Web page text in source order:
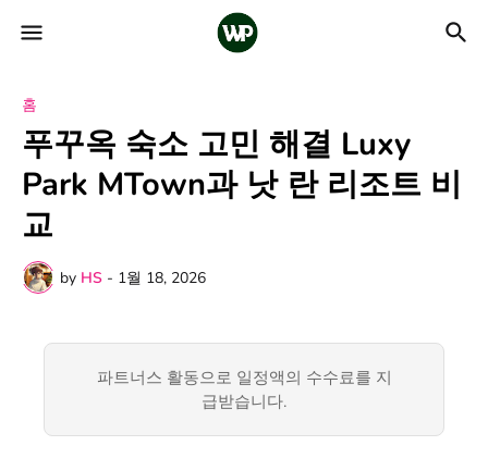
홈
푸꾸옥 숙소 고민 해결 Luxy
Park MTown과 낫 란 리조트 비
교
by HS - 1월 18, 2026
파트너스 활동으로 일정액의 수수료를 지
급받습니다.